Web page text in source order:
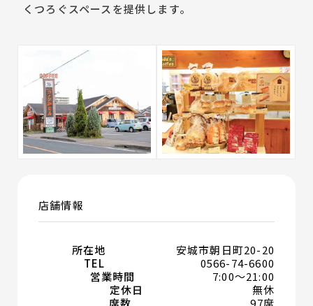
くつろぐスペースを提供します。
店舗情報
所在地
安城市朝日町20-20
TEL
0566-74-6600
営業時間
7:00～21:00
定休日
無休
席数
97席